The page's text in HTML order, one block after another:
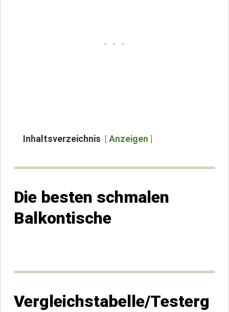
Inhaltsverzeichnis Anzeigen
Die besten schmalen
Balkontische
Vergleichstabelle/Testerg